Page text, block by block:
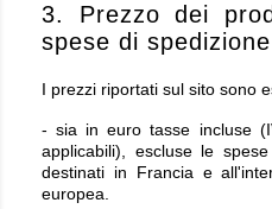
3. Prezzo dei
spese di spedizione
I prezzi riportati sul sito sono
- sia in euro tasse incluse
applicabili), escluse le
destinati in Francia e
europea.